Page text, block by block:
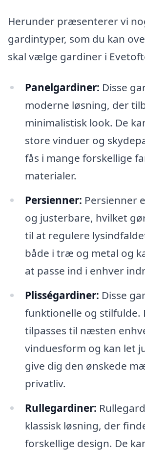
Herunder præsenterer vi
gardintyper, som du kan
skal vælge gardiner i
Panelgardiner: Disse
moderne løsning, der
minimalistisk look. De
store vinduer og
fås i mange forskellige
materialer.
Persienner: Persienner
og justerbare, hvilket
til at regulere
både i træ og metal og
at passe ind i enhver
Plisségardiner: Disse
funktionelle og stilfulde.
tilpasses til næsten
vinduesform og kan let
give dig den ønskede
privatliv.
Rullegardiner:
klassisk løsning, der
forskellige design. De